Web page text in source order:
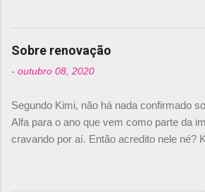
de abril –, afirmando que
comprado 15% das
com isso, um lugar no
foi esclarecida de uma
Daniele Audetto, diretor da
não será o companheiro
2010. "Na verdade, nós
de Piquet", admitiu
dois brasileiros”,
Sobre renovação
- outubro 08, 2020
Segundo Kimi, não há nada confirmado
Alfa para o ano que vem como parte da
cravando por aí. Então acredito nele né?
truth but I’ve never had an option in my
should, pretty much, tell you that it’s not